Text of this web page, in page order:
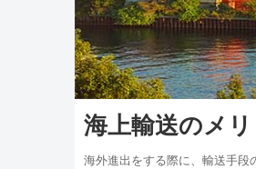
海上輸送のメ
海外進出をする際に、輸送手段